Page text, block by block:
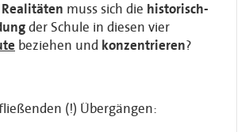
muss sich die historisch-
der Schule in diesen vier
beziehen und konzentrieren?
(!) Übergängen: